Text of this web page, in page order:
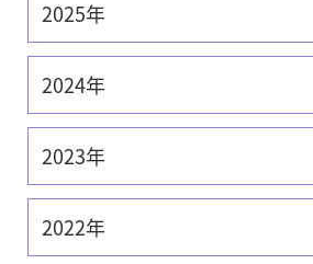
2025年
2024年
2023年
2022年